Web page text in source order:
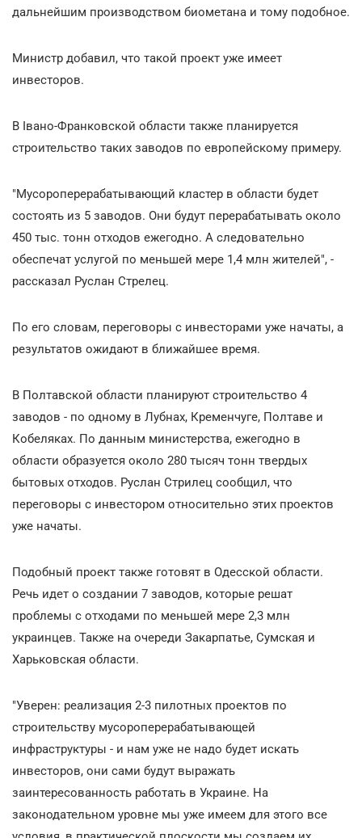
дальнейшим производством биометана и тому подобное.
Министр добавил, что такой проект уже имеет
инвесторов.
В Івано-Франковской области также планируется
строительство таких заводов по европейскому примеру.
"Мусороперерабатывающий кластер в области будет
состоять из 5 заводов. Они будут перерабатывать около
450 тыс. тонн отходов ежегодно. А следовательно
обеспечат услугой по меньшей мере 1,4 млн жителей", -
рассказал Руслан Стрелец.
По его словам, переговоры с инвесторами уже начаты, а
результатов ожидают в ближайшее время.
В Полтавской области планируют строительство 4
заводов - по одному в Лубнах, Кременчуге, Полтаве и
Кобеляках. По данным министерства, ежегодно в
области образуется около 280 тысяч тонн твердых
бытовых отходов. Руслан Стрилец сообщил, что
переговоры с инвестором относительно этих проектов
уже начаты.
Подобный проект также готовят в Одесской области.
Речь идет о создании 7 заводов, которые решат
проблемы с отходами по меньшей мере 2,3 млн
украинцев. Также на очереди Закарпатье, Сумская и
Харьковская области.
"Уверен: реализация 2-3 пилотных проектов по
строительству мусороперерабатывающей
инфраструктуры - и нам уже не надо будет искать
инвесторов, они сами будут выражать
заинтересованность работать в Украине. На
законодательном уровне мы уже имеем для этого все